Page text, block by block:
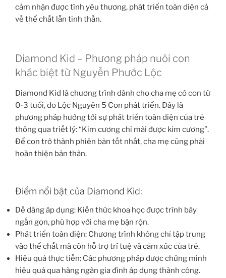
cảm nhận được tình yêu thương, phát triển toàn diện cả
về thể chất lẫn tinh thần.
Diamond Kid – Phương pháp nuôi con
khác biệt từ Nguyễn Phước Lộc
Diamond Kid là chương trình dành cho cha mẹ có con từ
0-3 tuổi, do Lộc Nguyên 5 Con phát triển. Đây là
phương pháp hướng tới sự phát triển toàn diện của trẻ
thông qua triết lý: “Kim cương chỉ mài được kim cương”.
Để con trở thành phiên bản tốt nhất, cha mẹ cũng phải
hoàn thiện bản thân.
Điểm nổi bật của Diamond Kid:
Dễ dàng áp dụng: Kiến thức khoa học được trình bày
ngắn gọn, phù hợp với cha mẹ bận rộn.
Phát triển toàn diện: Chương trình không chỉ tập trung
vào thể chất mà còn hỗ trợ trí tuệ và cảm xúc của trẻ.
Hiệu quả thực tiễn: Các phương pháp được chứng minh
hiệu quả qua hàng ngàn gia đình áp dụng thành công.